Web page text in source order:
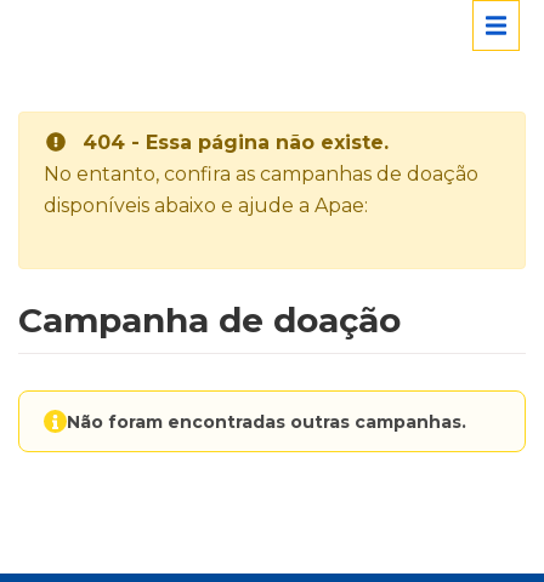
404 - Essa página não existe.
No entanto, confira as campanhas de doação
disponíveis abaixo e ajude a Apae:
Campanha de doação
Não foram encontradas outras campanhas.